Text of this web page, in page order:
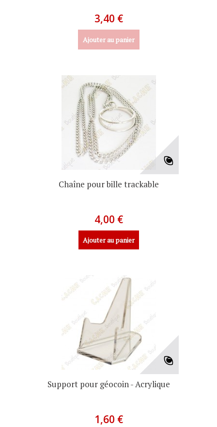
3,40 €
Ajouter au panier
Chaîne pour bille trackable
4,00 €
Ajouter au panier
Support pour géocoin - Acrylique
1,60 €